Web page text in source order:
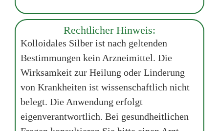
Rechtlicher Hinweis:
Kolloidales Silber ist nach geltenden
Bestimmungen kein Arzneimittel. Die
Wirksamkeit zur Heilung oder Linderung
von Krankheiten ist wissenschaftlich nicht
belegt. Die Anwendung erfolgt
eigenverantwortlich. Bei gesundheitlichen